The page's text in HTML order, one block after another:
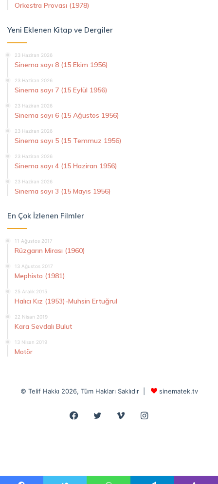
Orkestra Provası (1978)
Yeni Eklenen Kitap ve Dergiler
23 Haziran 2026
Sinema sayı 8 (15 Ekim 1956)
23 Haziran 2026
Sinema sayı 7 (15 Eylül 1956)
23 Haziran 2026
Sinema sayı 6 (15 Ağustos 1956)
23 Haziran 2026
Sinema sayı 5 (15 Temmuz 1956)
23 Haziran 2026
Sinema sayı 4 (15 Haziran 1956)
23 Haziran 2026
Sinema sayı 3 (15 Mayıs 1956)
En Çok İzlenen Filmler
11 Ağustos 2017
Rüzgarın Mirası (1960)
13 Ağustos 2017
Mephisto (1981)
25 Aralık 2015
Halıcı Kız (1953)-Muhsin Ertuğrul
22 Nisan 2019
Kara Sevdalı Bulut
13 Nisan 2019
Motör
© Telif Hakkı 2026, Tüm Hakları Saklıdır | sinematek.tv
Facebook
TwitterVimeoInstagram